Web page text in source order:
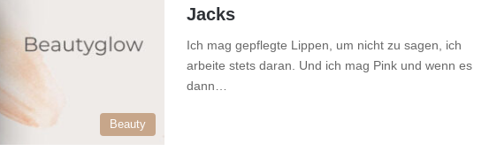
Beauty
Jacks
Ich mag gepflegte Lippen, um nicht zu sagen, ich
arbeite stets daran. Und ich mag Pink und wenn es
dann…